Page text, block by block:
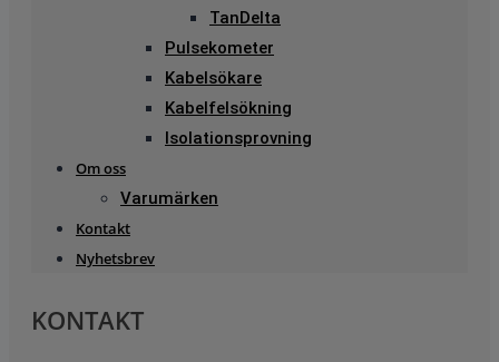
TanDelta
Pulsekometer
Kabelsökare
Kabelfelsökning
Isolationsprovning
Om oss
Varumärken
Kontakt
Nyhetsbrev
KONTAKT